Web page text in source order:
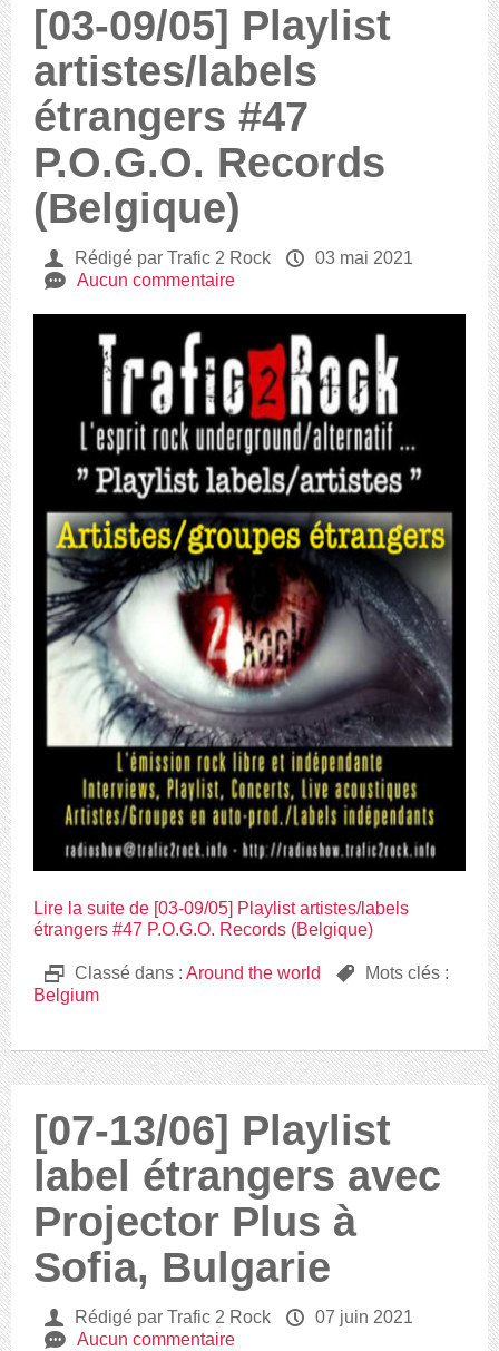
[03-09/05] Playlist
artistes/labels
étrangers #47
P.O.G.O. Records
(Belgique)
U Rédigé par Trafic 2 Rock P 03 mai 2021
e Aucun commentaire
Lire la suite de [03-09/05] Playlist artistes/labels
étrangers #47 P.O.G.O. Records (Belgique)
D Classé dans : Around the world ,
Mots clés :
Belgium
[07-13/06] Playlist
label étrangers avec
Projector Plus à
Sofia, Bulgarie
U Rédigé par Trafic 2 Rock P 07 juin 2021
e Aucun commentaire